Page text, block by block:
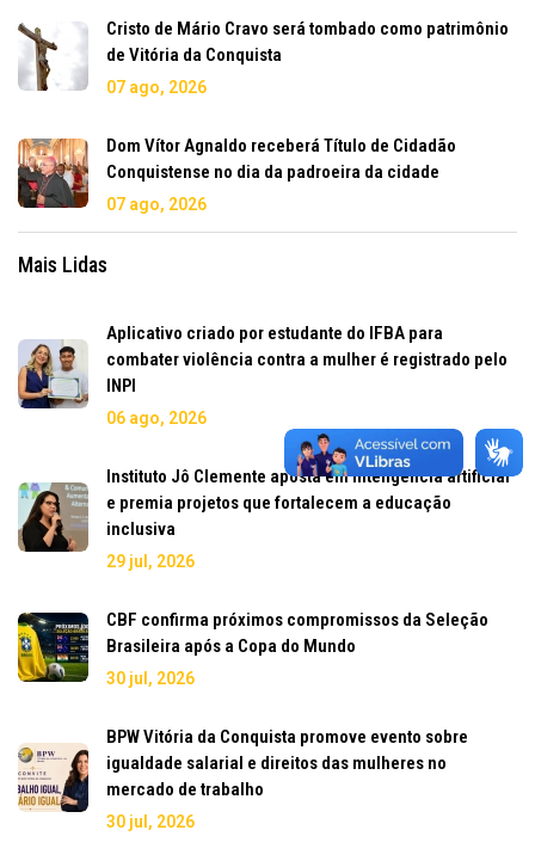
Cristo de Mário Cravo será tombado como patrimônio
de Vitória da Conquista
07 ago, 2026
Dom Vítor Agnaldo receberá Título de Cidadão
Conquistense no dia da padroeira da cidade
07 ago, 2026
Mais Lidas
Aplicativo criado por estudante do IFBA para
combater violência contra a mulher é registrado pelo
INPI
06 ago, 2026
Instituto Jô Clemente aposta em inteligência artificial
e premia projetos que fortalecem a educação
inclusiva
29 jul, 2026
CBF confirma próximos compromissos da Seleção
Brasileira após a Copa do Mundo
30 jul, 2026
BPW Vitória da Conquista promove evento sobre
igualdade salarial e direitos das mulheres no
mercado de trabalho
30 jul, 2026